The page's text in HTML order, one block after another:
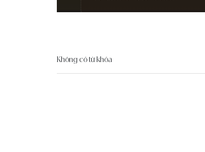
Không có từ khóa